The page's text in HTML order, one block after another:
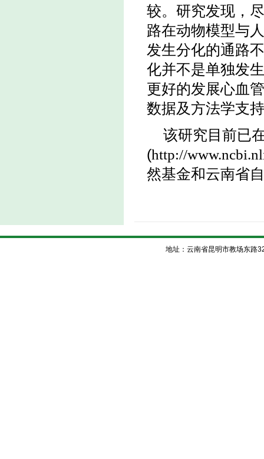
较。研究发现，
路在动物模型与
发生分化的通路
化并不是单独发
更好的发展心血
数据及方法学支
该研究目前已
(http://
然基金和云南省
地址：云南省昆明市教场东